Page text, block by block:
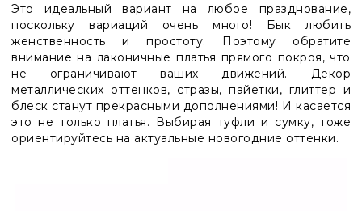
Это идеальный вариант на любое празднование,
поскольку вариаций очень много! Бык любить
женственность и простоту. Поэтому обратите
внимание на лаконичные платья прямого покроя, что
не ограничивают ваших движений. Декор
металлических оттенков, стразы, пайетки, глиттер и
блеск станут прекрасными дополнениями! И касается
это не только платья. Выбирая туфли и сумку, тоже
ориентируйтесь на актуальные новогодние оттенки.